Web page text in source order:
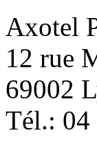
Axotel
12 rue
69002
Tél.: 04